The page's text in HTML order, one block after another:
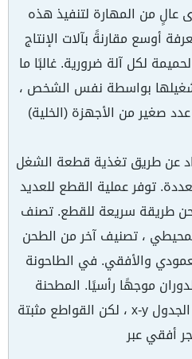
من المهارة لتنفيذ هذه
أوسع مقارنةً بآلات الإنتاج
لكل آلة ضرورية. غالبًا ما
بواسطة نفس الشخص ،
صغير من الأجهزة (الخلية)
عن طريق تغذية قطعة الشغل
توفر عملية القطع للعديد
طريقة سريعة للقطع. تصنف
، تصنيف آخر من الطحن
والأفقي. في الطاحونة
موجهًا رأسيًا. المطحنة
الأفقية لها نفس النوع من الجدول x-y ، لكن القواطع مثبتة
أفقي عبر